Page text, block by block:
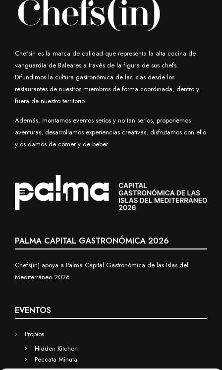
Chefsin es la marca de calidad que representa la alta cocina de
vanguardia de Baleares a través de la figura de sus chefs.
Difundimos la cultura gastronómica de las islas desde los
restaurantes de nuestros miembros de forma coordinada, dentro y
fuera de nuestro territorio.
Además, montamos eventos serios y no tan serios, proponemos
aventuras, desarrollamos experiencias creativas, disfrutamos con ello
y os damos de comer y de beber.
PALMA CAPITAL GASTRONÓMICA 2026
Chefs(in) apoya a Palma Capital Gastronómica de las Islas del
Mediterráneo 2026
EVENTOS
Propios
Hidden Kitchen
Peccata Minuta